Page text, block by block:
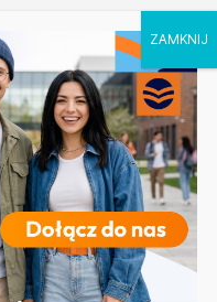
informacji w
i wczesnoszkolna w
na Uniwersytecie